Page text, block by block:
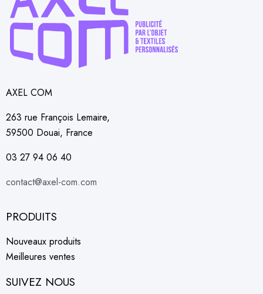
AXEL COM
263 rue François Lemaire,
59500 Douai, France
03 27 94 06 40
contact@axel-com.com
PRODUITS
Nouveaux produits
Meilleures ventes
SUIVEZ NOUS